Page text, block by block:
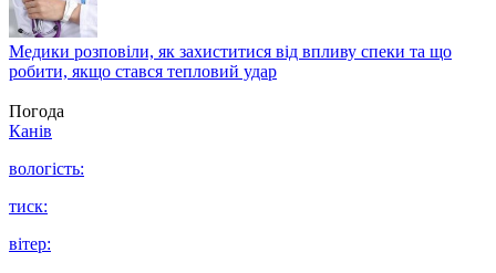
Медики розповіли, як захиститися від впливу спеки та що
робити, якщо стався тепловий удар
Погода
Канів
вологість:
тиск:
вітер: